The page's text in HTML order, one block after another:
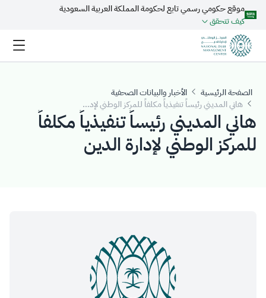
تخطي إلى المحتوى الرئيسي
موقع حكومي رسمي تابع لحكومة المملكة العربية السعودية
كيف تتحقق
الصفحة الرئيسية
الأخبار والبيانات الصحفية
هاني المديني رئيساً تنفيذياً مكلفاً للمركز الوطني لإدارة الدين
هاني المديني رئيساً تنفيذياً مكلفاً
للمركز الوطني لإدارة الدين